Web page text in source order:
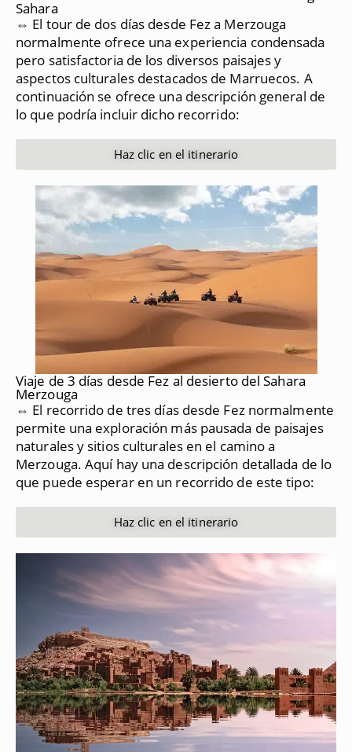
Sahara
⇔ El tour de dos días desde Fez a Merzouga
normalmente ofrece una experiencia condensada
pero satisfactoria de los diversos paisajes y
aspectos culturales destacados de Marruecos. A
continuación se ofrece una descripción general de
lo que podría incluir dicho recorrido:
Haz clic en el itinerario
Viaje de 3 días desde Fez al desierto del Sahara
Merzouga
⇔ El recorrido de tres días desde Fez normalmente
permite una exploración más pausada de paisajes
naturales y sitios culturales en el camino a
Merzouga. Aquí hay una descripción detallada de lo
que puede esperar en un recorrido de este tipo:
Haz clic en el itinerario